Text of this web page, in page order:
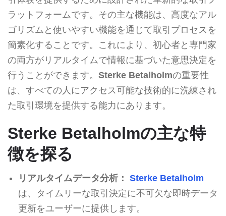
ラットフォームです。その主な機能は、高度なアル
ゴリズムと使いやすい機能を通じて取引プロセスを
簡素化することです。これにより、初心者と専門家
の両方がリアルタイムで情報に基づいた意思決定を
行うことができます。 Sterke Betalholmの重要性
は、すべての人にアクセス可能な技術的に洗練され
た取引環境を提供する能力にあります。
Sterke Betalholmの主な特
徴を探る
リアルタイムデータ分析： Sterke Betalholm
は、タイムリーな取引決定に不可欠な即時データ
更新をユーザーに提供します。